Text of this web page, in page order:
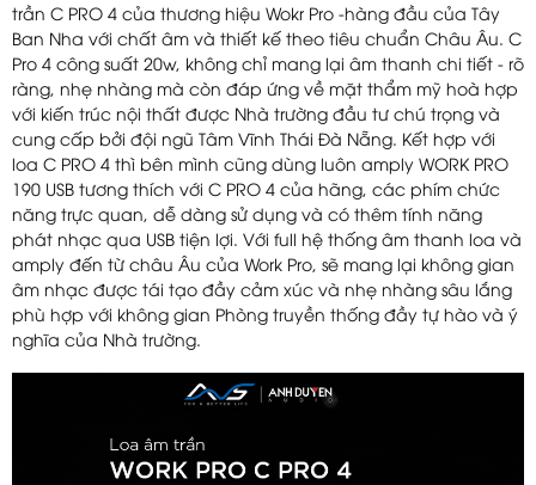
trần C PRO 4 của thương hiệu Wokr Pro -hàng đầu của Tây
Ban Nha với chất âm và thiết kế theo tiêu chuẩn Châu Âu. C
Pro 4 công suất 20w, không chỉ mang lại âm thanh chi tiết - rõ
ràng, nhẹ nhàng mà còn đáp ứng về mặt thẩm mỹ hoà hợp
với kiến trúc nội thất được Nhà trường đầu tư chú trọng và
cung cấp bởi đội ngũ Tâm Vĩnh Thái Đà Nẵng. Kết hợp với
loa C PRO 4 thì bên mình cũng dùng luôn amply WORK PRO
190 USB tương thích với C PRO 4 của hãng, các phím chức
năng trực quan, dễ dàng sử dụng và có thêm tính năng
phát nhạc qua USB tiện lợi. Với full hệ thống âm thanh loa và
amply đến từ châu Âu của Work Pro, sẽ mang lại không gian
âm nhạc được tái tạo đầy cảm xúc và nhẹ nhàng sâu lắng
phù hợp với không gian Phòng truyền thống đầy tự hào và ý
nghĩa của Nhà trường.